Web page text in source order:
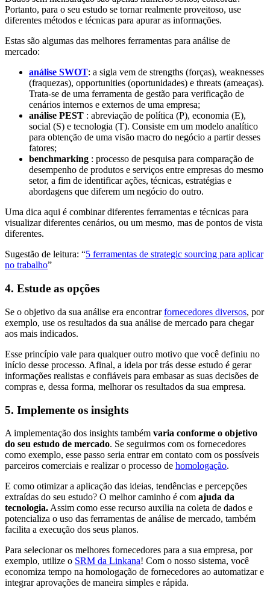
Portanto, para o seu estudo se tornar realmente proveitoso, use
diferentes métodos e técnicas para apurar as informações.
Estas são algumas das melhores ferramentas para análise de
mercado:
análise SWOT: a sigla vem de strengths (forças), weaknesses
(fraquezas), opportunities (oportunidades) e threats (ameaças).
Trata-se de uma ferramenta de gestão para verificação de
cenários internos e externos de uma empresa;
análise PEST : abreviação de política (P), economia (E),
social (S) e tecnologia (T). Consiste em um modelo analítico
para obtenção de uma visão macro do negócio a partir desses
fatores;
benchmarking : processo de pesquisa para comparação de
desempenho de produtos e serviços entre empresas do mesmo
setor, a fim de identificar ações, técnicas, estratégias e
abordagens que diferem um negócio do outro.
Uma dica aqui é combinar diferentes ferramentas e técnicas para
visualizar diferentes cenários, ou um mesmo, mas de pontos de vista
diferentes.
Sugestão de leitura: “5 ferramentas de strategic sourcing para aplicar
no trabalho”
4. Estude as opções
Se o objetivo da sua análise era encontrarfornecedores diversos, por
exemplo, use os resultados da sua análise de mercado para chegar
aos mais indicados.
Esse princípio vale para qualquer outro motivo que você definiu no
início desse processo. Afinal, a ideia por trás desse estudo é gerar
informações realistas e confiáveis para embasar as suas decisões de
compras e, dessa forma, melhorar os resultados da sua empresa.
5. Implemente os insights
A implementação dos insights também varia conforme o objetivo
do seu estudo de mercado. Se seguirmos com os fornecedores
como exemplo, esse passo seria entrar em contato com os possíveis
parceiros comerciais e realizar o processo de homologação.
E como otimizar a aplicação das ideias, tendências e percepções
extraídas do seu estudo? O melhor caminho é com ajuda da
tecnologia. Assim como esse recurso auxilia na coleta de dados e
potencializa o uso das ferramentas de análise de mercado, também
facilita a execução dos seus planos.
Para selecionar os melhores fornecedores para a sua empresa, por
exemplo, utilize o SRM da Linkana! Com o nosso sistema, você
economiza tempo na homologação de fornecedores ao automatizar e
integrar aprovações de maneira simples e rápida.